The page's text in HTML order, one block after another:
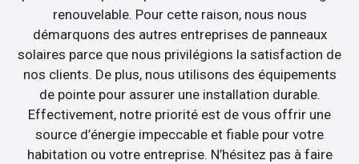
renouvelable. Pour cette raison, nous nous
démarquons des autres entreprises de panneaux
solaires parce que nous privilégions la satisfaction de
nos clients. De plus, nous utilisons des équipements
de pointe pour assurer une installation durable.
Effectivement, notre priorité est de vous offrir une
source d’énergie impeccable et fiable pour votre
habitation ou votre entreprise. N’hésitez pas à faire